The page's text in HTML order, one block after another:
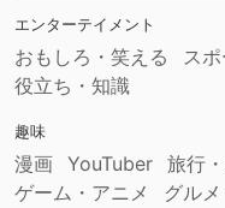
エンターテイメント
おもしろ・笑える ス
役立ち・知識
趣味
漫画 YouTuber 旅行
ゲーム・アニメ
グル